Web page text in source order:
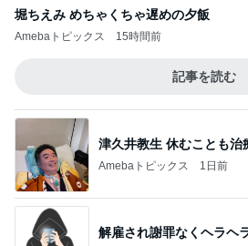
堀ちえみ めちゃくちゃ遅めの夕飯
Amebaトピックス 15時間前
記事を読む
津久井教生 休むことも治
Amebaトピックス 1日前
解雇され謝罪なくヘラヘ